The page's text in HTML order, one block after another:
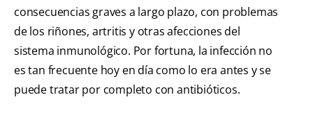
consecuencias graves a largo plazo, con problemas
de los riñones, artritis y otras afecciones del
sistema inmunológico. Por fortuna, la infección no
es tan frecuente hoy en día como lo era antes y se
puede tratar por completo con antibióticos.